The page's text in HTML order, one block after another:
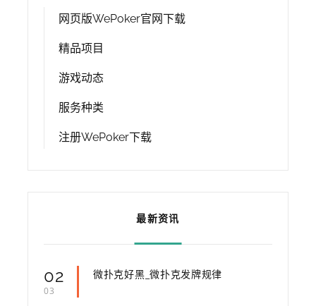
网页版WePoker官网下载
精品项目
游戏动态
服务种类
注册WePoker下载
最新资讯
02
03
微扑克好黑_微扑克发牌规律